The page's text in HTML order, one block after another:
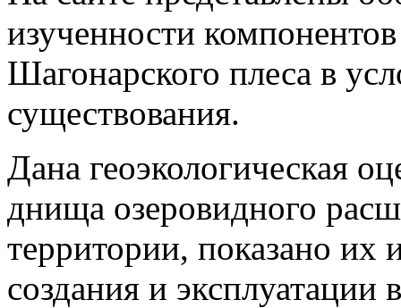
изученности
Шагонарского плеса в
существования.
Дана геоэкологическая
днища озеровидного
территории, показано их
создания и эксплуатации